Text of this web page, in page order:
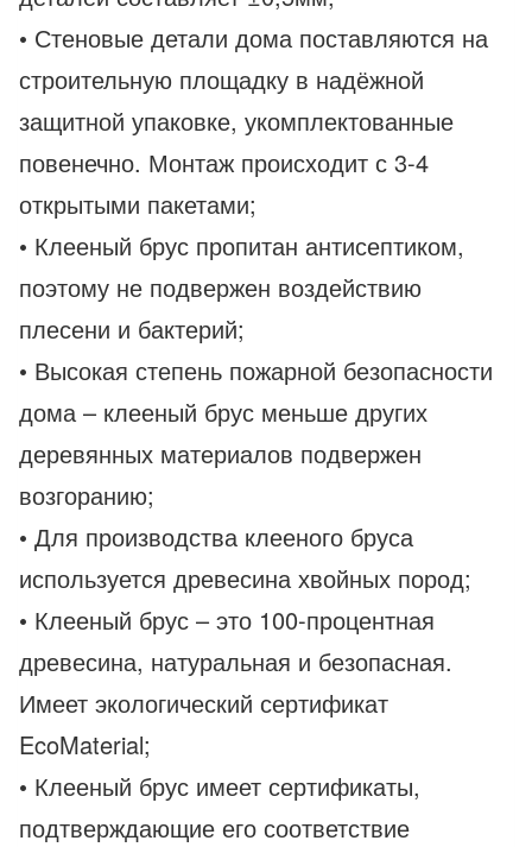
• Стеновые детали дома поставляются на
строительную площадку в надёжной
защитной упаковке, укомплектованные
повенечно. Монтаж происходит с 3-4
открытыми пакетами;
• Клееный брус пропитан антисептиком,
поэтому не подвержен воздействию
плесени и бактерий;
• Высокая степень пожарной безопасности
дома – клееный брус меньше других
деревянных материалов подвержен
возгоранию;
• Для производства клееного бруса
используется древесина хвойных пород;
• Клееный брус – это 100-процентная
древесина, натуральная и безопасная.
Имеет экологический сертификат
EcoMaterial;
• Клееный брус имеет сертификаты,
подтверждающие его соответствие